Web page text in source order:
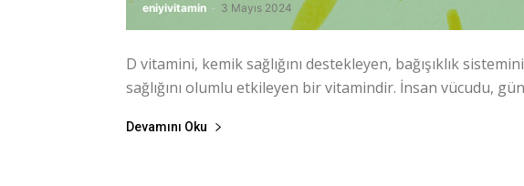
eniyivitamin - 3 Mayıs 2024
D vitamini, kemik sağlığını destekleyen, bağışıklık
sağlığını olumlu etkileyen bir vitamindir. İnsan vücudu,
Devamını Oku